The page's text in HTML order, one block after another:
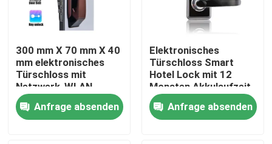
Videos
Über uns
Werksbesichtigung
Qualitätskontrolle
300 mm X 70 mm X 40
mm elektronisches
Türschloss mit
Netzwerk-WLAN-
Integration geeignet
für kommerzielle
Sicherheitslösungen
Anfrage absenden
Elektronisches
Türschloss Smart
Hotel Lock mit 12
Monaten Akkulaufzeit
und Mortise 70x95mm
62x95mm Geeignet
für Hotel-
Anfrage absenden